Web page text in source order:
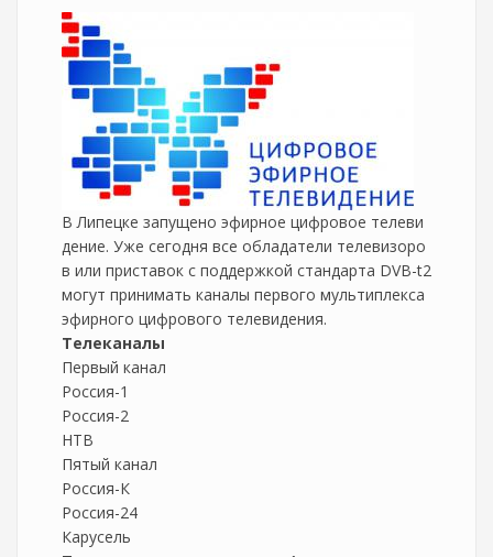
В Липецке запущено эфирное цифровое телеви
дение. Уже сегодня все обладатели телевизоро
в или приставок с поддержкой стандарта DVB-t2
могут принимать каналы первого мультиплекса
эфирного цифрового телевидения.
Телеканалы
Первый канал
Россия-1
Россия-2
НТВ
Пятый канал
Россия-К
Россия-24
Карусель